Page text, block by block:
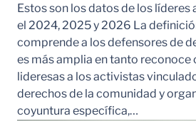
Estos son los datos de los líderes
el 2024, 2025 y 2026 La
comprende a los defensores de
es más amplia en tanto reconoce
lideresas a los activistas
derechos de la comunidad y
coyuntura específica,…